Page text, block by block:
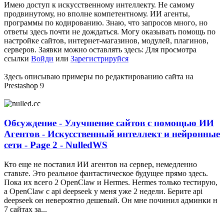
Имею доступ к искусственному интеллекту. Не самому
продвинутому, но вполне компетентному. ИИ агенты,
программы по кодированию. Знаю, что запросов много, но
ответы здесь почти не дождаться. Могу оказывать помощь по
настройке сайтов, интернет-магазинов, модулей, плагинов,
серверов. Заявки можно оставлять здесь: Для просмотра
ссылки Войди или Зарегистрируйся
Здесь описываю примеры по редактированию сайта на
Prestashop 9
Обсуждение - Улучшение сайтов с помощью ИИ
Агентов - Искусственный интеллект и нейронные
сети - Page 2 - NulledWS
Кто еще не поставил ИИ агентов на сервер, немедленно
ставьте. Это реальное фантастическое будущее прямо здесь.
Пока их всего 2 OpenClaw и Hermes. Hermes только тестирую,
а OpenClaw с api deepseek у меня уже 2 недели. Берите api
deepseek он невероятно дешевый. Он мне починил админки н
7 сайтах за...